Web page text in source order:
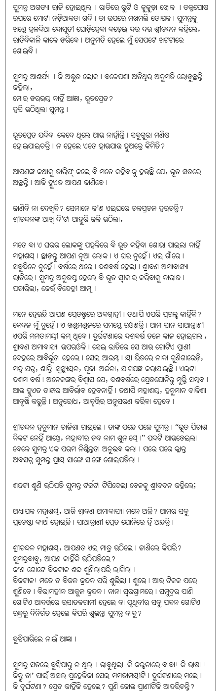
ସୁମନ୍ତ ଅଗତ୍ୟା ରାଜି ହୋଇଥିଲା। ରାତିରେ ରୁଟି ଓ କୁକୁଡ଼ା ଝୋଳ । ତକ୍ତପୋଷ
ଉପରେ ମୋଟା ନଡ଼ିଆକତା ଗଦି। ତା ଉପରେ ମଖମଲି ତୋଷକ। ସୁମନ୍ତକୁ
ଖଣ୍ଡେ ହଳଦିଆ ଦୋସୂତୀ ଘୋଡ଼ିହେବା ବଢ଼େଇ ଦଉ ଦଉ ଶ୍ରୀଚନ୍ଦନ କହିଲେ,
ରାତିବିକାଳି କାଳେ ଡରିବେ। ଅନୁମତି ହେଲେ ମୁଁ ସେପଟେ ଖଟଟାରେ
ଶୋଇବି।
ସୁମନ୍ତ ଆଶର୍ଯ୍ୟ । କି ଅଦ୍ଭୁତ ଲୋକ। ବଳେପଶା ଅତିଥିର ଅନୁମତି ଲୋଡ଼ୁଛନ୍ତି!
କହିଲା,
ମୋର ଡରଭୟ ନାହିଁ ଆଜ୍ଞା, ଭୂତପ୍ରେତ?
ହସି ଉଠିଥିଲା ସୁମନ୍ତ।
ଭୂତପ୍ରେତ ଯଦିବା କେବେ ଥିଲେ ଆଉ ନାହାଁନ୍ତି। ସବୁଗୁରା ମଣିଷ
ହୋଇଯାଇଚନ୍ତି। ନ ହେଲେ ଏତେ ହାଉଯାଉ ହୁଅନ୍ତେ କିମିତି?
ଆପଣଙ୍କ କଥାକୁ ତାରିଫ୍‌ କଲେ ବି ମତେ କହିବାକୁ ହଉଛି ଯେ, ଭୂତ ସତରେ
ଅଛନ୍ତି। ଆଜି ହୁଏତ ଆପଣ ଜାଣିବେ।
ଜାଣିବି ନା ଦେଖିବି? ସେମାନେ କ’ଣ ଏଇଘରେ ଚଳପ୍ରଚଳ ହଉଚନ୍ତି?
ଶ୍ରୀଚନ୍ଦନଙ୍କ ଆଖି ଦି’ଟା ଆହୁରି ଜଳି ଉଠିଲା,
ମତେ ବା ଏ ଘରର ଲୋକଙ୍କୁ ପହଳିରେ ବି ଭୂତ କହିବା ଶୋଭା ପାଇଲା ନାହିଁ
ମହାଶୟ। ଛାଡ଼ନ୍ତୁ ଆପଣ ନୂଆ ଲୋକ। ଏ ଘର ନୁହେଁ। ଏଇ ଗାଁରେ।
ସବୁଦିନେ ନୁହେଁ। ବର୍ଷରେ ଥରେ। ଦଶବର୍ଷ ହେଲା। ଶ୍ରାବଣ ଅମାବାସ୍ୟା
ରାତିରେ। ସୁମନ୍ତ ଅନୁତପ୍ତ ହେଲେ ବି ଭୂତ ସ୍ୱୀକାର କରିବାକୁ ନାରାଜ।
ପଚାରିଲା, କେଉଁ ବିଦେହୀ ଆତ୍ମା।
ମନେ ହେଉଛି ଆପଣ ପ୍ରେତତ୍ତ୍ୱରେ ଅବଗ୍ରାହୀ। ତଥାପି ଏପରି ପ୍ରଗଳ୍ଭ କାହିଁକି?
କେବଳ ମୁଁ ନୁହେଁ। ଏ ଖଣ୍ଡମଣ୍ଡଳରେ ସମସ୍ତେ ରଓଣନ୍ତି। ଆମ ସାନ ସାଆନ୍ତାଣୀ
ଏପରି ମମତାମୟୀ କମ୍‌ ଥିବେ। ଦୁର୍ଘଟଣାରେ ଦଶବର୍ଷ ତଳେ କାଳ ହୋଇଗଲା,
ଶ୍ରାବଣ ଅମାବାସ୍ୟା ଉପରଓଳି। ସେଇ ରାତିରେ ସେ ଆଉ ଗୋଟିଏ ପ୍ରାଣୀ
ଦେହରେ ଆବିର୍ଭୂତା ହେଲେ। ସେଇ ଆରମ୍ଭ। ୟା ଭିତରେ ନାନା ଗୁଣିଗାରେଡ଼ି,
ମନ୍ତ୍ର ଯନ୍ତ୍ର, ଶାନ୍ତି-ସ୍ୱସ୍ଥ୍ୟୟନ, ପୂଜା-ଅର୍ଚ୍ଚନା, ଯାଗଯଜ୍ଞ କରାଯାଇଛି। ଏଇଟା
ଦଶମ ବର୍ଷ। ଅନେକଙ୍କର ବିଶ୍ୱାସ ଯେ, ଦଶବର୍ଷରେ ପ୍ରେତଯୋନିରୁ ମୁକ୍ତି ସମ୍ଭବ।
ଆଉ ହୁଏତ ତାଙ୍କର ଆବିର୍ଭାବ ହେବନାହିଁ। ତଥାପି ମହାଶୟ, ହନୁମାନ ଚାଳିଶା
ଆବୃତ୍ତି କରୁଛି। ଅନୁରୋଧ, ଆବୃତ୍ତିର ଅନୁସରଣ କରିବା ହେବେ।
ଶ୍ରୀଚନ୍ଦନ ହନୁମାନ ଚାଳିଶା ଗାଇଲେ। ତାଙ୍କ ପଛେ ପଛେ ସୁମନ୍ତ। “ଭୂତ ପିଚାଶ
ନିକଟ ନେହିଁ ଆୱେ, ମହାବୀର ଜବ ନାମ ଶୁନାୟେ।” ପଦଟି ଆଉଡେଇଲା
ବେଳେ ସୁମନ୍ତ ଏକ ପରମ ନିଶ୍ଚିନ୍ତତା ଅନୁଭବ କଲା। ପରେ ପରେ କ୍ଳାନ୍ତ
ଅବସନ୍ନ ସୁମନ୍ତ ପ୍ରାୟ ସାଙ୍ଗେ ସାଙ୍ଗେ ଶୋଇପଡ଼ିଲା।
ଶବ୍ଦଟା ଶୁଣି ଉଠିପଡ଼ି ସୁମନ୍ତ ଟର୍ଚ୍ଚଟା ଟିପିଦେଲା ବେଳକୁ ଶ୍ରୀଚନ୍ଦନ କହିଲେ;
ଅଧ୍ୟାପକ ମହାଶୟ, ଆଜି ଶ୍ରାବଣ ଅମାବାସ୍ୟା ମନେ ଅଛି? ଆମର ସବୁ
ପ୍ରଚେଷ୍ଟା ବ୍ୟର୍ଥ ହୋଇଛି। ସାଆନ୍ତାଣୀ ପ୍ରେତ ଯୋନିରେ ହିଁ ଅଛନ୍ତି।
ଶ୍ରୀଚନ୍ଦନ ମହାଶୟ, ଆପଣତ ଏଇ ମାତ୍ର ଉଠିଲେ। ଜାଣିଲେ କିପରି?
ସୁମନ୍ତବାବୁ, ଆପଣ କାହିଁକି ଉଠିପଡ଼ିଲେ?
କ’ଣ ଗୋଟେ ବିକଟାଳ ଶବ୍ଦ ଶୁଣିଲାପରି ଲାଗିଲା।
ବିକଟାଳ! ମତେ ତ ବିକଳ କ୍ରନ୍ଦନ ପରି ଶୁଭିଲା। ଶୁଭେ। ଆଉ ଟିକକ ପରେ
ଶୁଣିବେ। ବିରାମହୀନ ଆକୁଳ କ୍ରନ୍ଦନ। ନାନା ସ୍ୱରଗ୍ରାମରେ। ସମୁଦ୍ରର ପାଣି
ଗୋଟିଏ ଆବର୍ତ୍ତରେ ରସାତଳଗାମୀ ହେଲେ ବା ପୃଥିବୀର ସବୁ ପବନ ଗୋଟିଏ
ରନ୍ଧ୍ରରୁ ବିନିର୍ଗତ ହେଲେ କିପରି ଶୁଭନ୍ତା ସୁମନ୍ତ ବାବୁ?
ବୁଝିପାରିଲେ ନାଇଁ ଆଜ୍ଞା।
ସୁମନ୍ତ ସତରେ ବୁଝିପାରୁ ନ ଥିଲା। ଭାବୁଥିଲା-କି କଳ୍ପନାରେ ବାବା! କି ଭାଷା !
କିନ୍ତୁ ତା’ ପାଇଁ ଅସଲ ପ୍ରହେଳିକା ସେଇ ମମତାମୟୀଟି। ଦୁର୍ଘଟଣାରେ ମଲେ।
କି ଦୁର୍ଘଟଣା? ପ୍ରେତ କାହିଁକି ହେଲେ? ପୁଣି କୋଉ ପ୍ରାଣୀଟିକି ଆଦରିଚନ୍ତି?